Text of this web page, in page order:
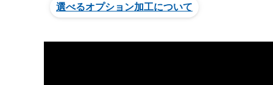
選べるオプション加工について